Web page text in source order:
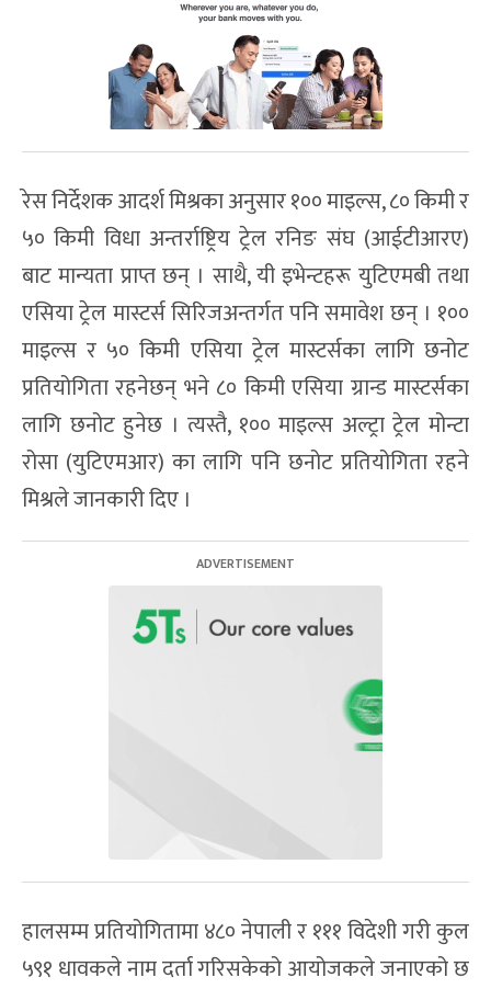
रेस निर्देशक आदर्श मिश्रका अनुसार १०० माइल्स, ८० किमी र
५० किमी विधा अन्तर्राष्ट्रिय ट्रेल रनिङ संघ (आईटीआरए)
बाट मान्यता प्राप्त छन् । साथै, यी इभेन्टहरू युटिएमबी तथा
एसिया ट्रेल मास्टर्स सिरिजअन्तर्गत पनि समावेश छन् । १००
माइल्स र ५० किमी एसिया ट्रेल मास्टर्सका लागि छनोट
प्रतियोगिता रहनेछन् भने ८० किमी एसिया ग्रान्ड मास्टर्सका
लागि छनोट हुनेछ । त्यस्तै, १०० माइल्स अल्ट्रा ट्रेल मोन्टा
रोसा (युटिएमआर) का लागि पनि छनोट प्रतियोगिता रहने
मिश्रले जानकारी दिए ।
हालसम्म प्रतियोगितामा ४८० नेपाली र १११ विदेशी गरी कुल
५९१ धावकले नाम दर्ता गरिसकेको आयोजकले जनाएको छ